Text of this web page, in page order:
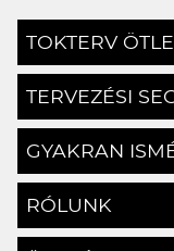
TOKTERV
TERVEZÉSI
GYAKRAN
RÓLUNK